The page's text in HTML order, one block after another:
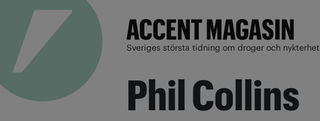
Sveriges största tidning om droger och nykterhet
Phil Collins